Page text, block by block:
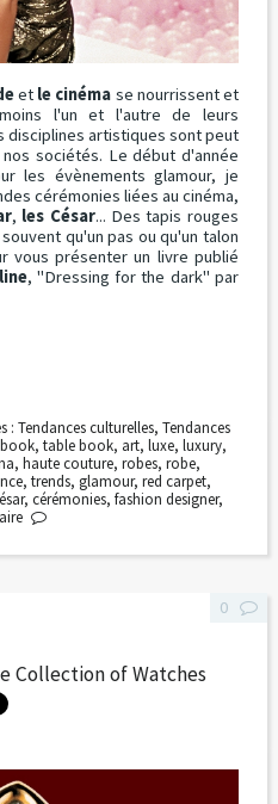
et le cinéma se nourrissent et
l'un et l'autre de leurs
artistiques sont peut
sociétés. Le début d'année
les évènements glamour, je
cérémonies liées au cinéma,
, les César... Des tapis rouges
qu'un pas ou qu'un talon
vous présenter un livre publié
, "Dressing for the dark" par
: Tendances culturelles, Tendances
book,table book, art,luxe,luxury,
, haute couture, robes, robe,
, trends, glamour, red carpet,
, cérémonies, fashion designer,
Collection of Watches
0